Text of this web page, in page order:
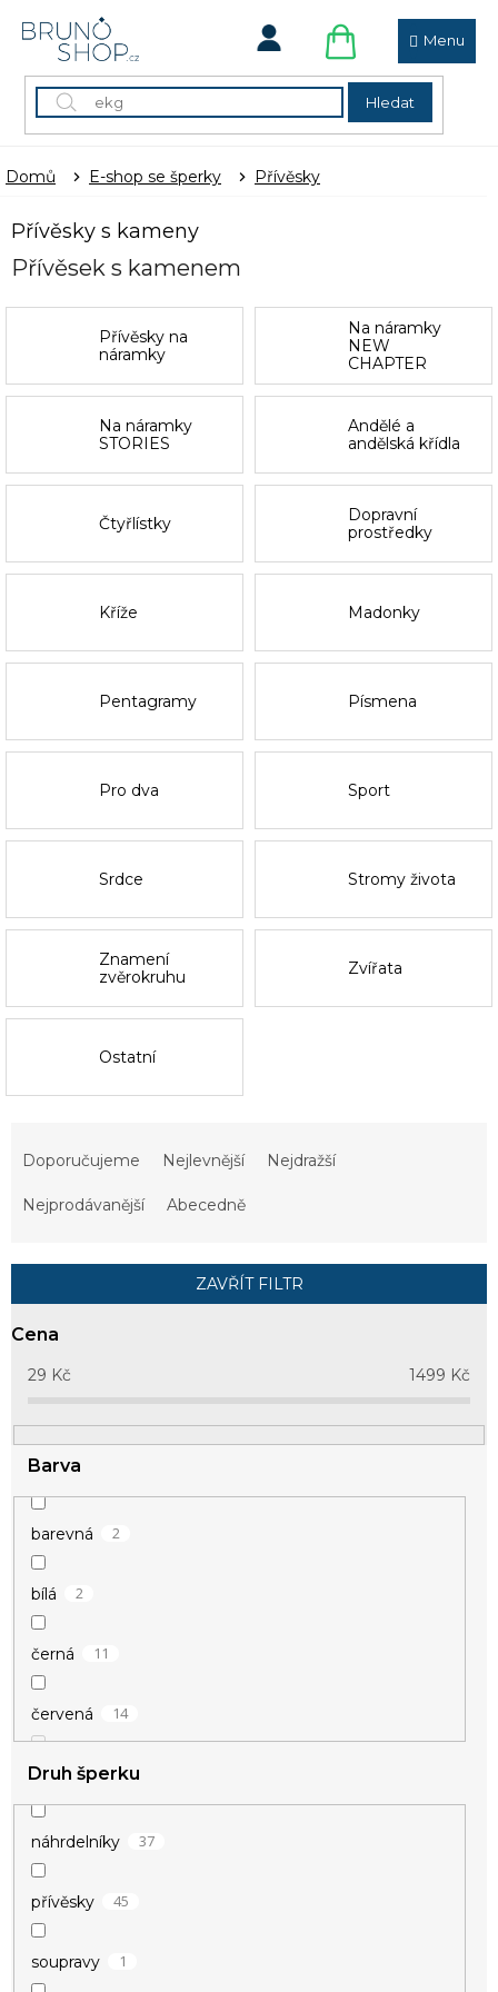
Hledat
NÁKUPNÍ
KOŠÍK
Domů E-shop se šperky Přívěsky
Přívěsky s kameny
Přívěsek s kamenem
Přívěsky na
náramky
Na náramky
NEW
CHAPTER
Na náramky
STORIES
Andělé a
andělská křídla
Čtyřlístky
Dopravní
prostředky
Kříže Madonky
Pentagramy Písmena
Pro dva Sport
Srdce Stromy života
Znamení
zvěrokruhu
Zvířata
Ostatní
r
o
t
ů
Doporučujeme Nejlevnější Nejdražší
Nejprodávanější Abecedně
ZAVŘÍT FILTR
Cena
29 Kč 1499 Kč
Barva
barevná 2
bílá 2
černá 11
červená 14
champagne
modrá
oranžová
Druh šperku
náhrdelníky 37
přívěsky 45
soupravy 1